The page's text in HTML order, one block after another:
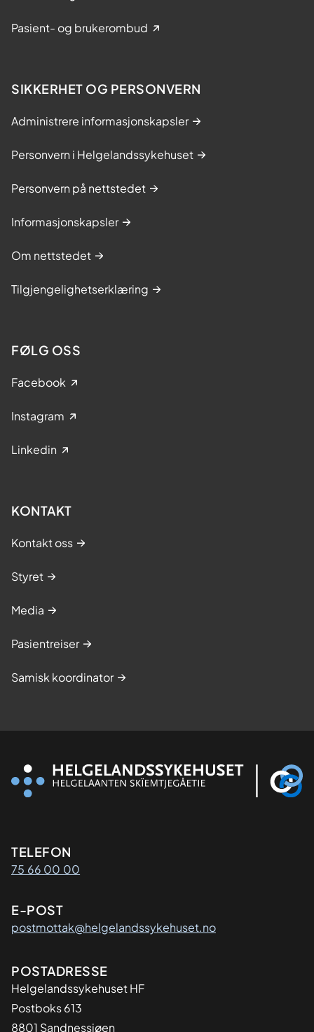
Pasient- og brukerombud
SIKKERHET OG PERSONVERN
Administrere informasjonskapsler
Personvern i Helgelandssykehuset
Personvern på nettstedet
Informasjonskapsler
Om nettstedet
Tilgjengelighetserklæring
FØLG OSS
Facebook
Instagram
Linkedin
KONTAKT
Kontakt oss
Styret
Media
Pasientreiser
Samisk koordinator
Kontaktinformasjon
TELEFON
75 66 00 00
E-POST
postmottak@helgelandssykehuset.no
Adresse
POSTADRESSE
Helgelandssykehuset HF
Postboks 613
8801 Sandnessjøen